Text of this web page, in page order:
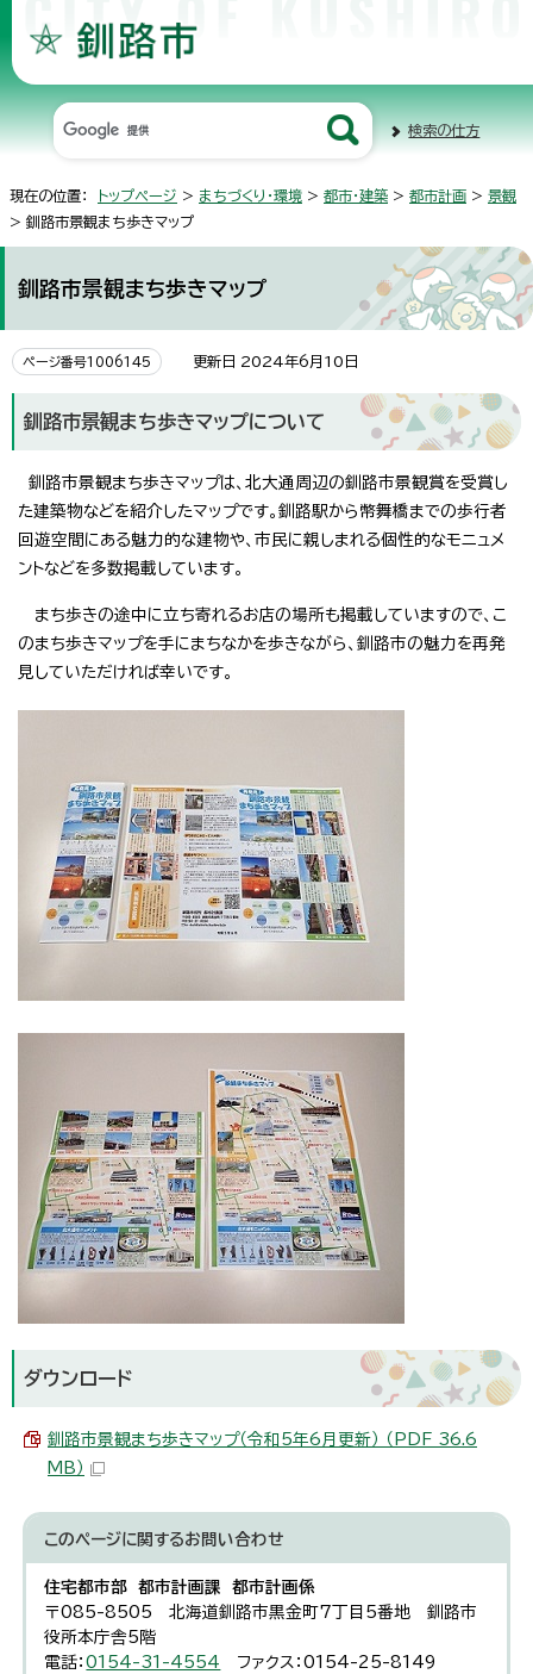
検索の仕方
現在の位置： トップページ > まちづくり・環境 > 都市・建築 > 都市計画 > 景観
> 釧路市景観まち歩きマップ
釧路市景観まち歩きマップ
ページ番号1006145 更新日 2024年6月10日
釧路市景観まち歩きマップについて
釧路市景観まち歩きマップは、北大通周辺の釧路市景観賞を受賞し
た建築物などを紹介したマップです。釧路駅から幣舞橋までの歩行者
回遊空間にある魅力的な建物や、市民に親しまれる個性的なモニュメ
ントなどを多数掲載しています。
まち歩きの途中に立ち寄れるお店の場所も掲載していますので、こ
のまち歩きマップを手にまちなかを歩きながら、釧路市の魅力を再発
見していただければ幸いです。
ダウンロード
釧路市景観まち歩きマップ（令和5年6月更新） （PDF 36.6
MB）
このページに関するお問い合わせ
住宅都市部 都市計画課 都市計画係
〒085-8505 北海道釧路市黒金町7丁目5番地 釧路市
役所本庁舎5階
電話：0154-31-4554
ファクス：0154-25-8149